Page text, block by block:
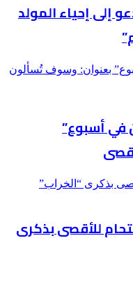
إلى إحياء المولد
أسبوع” بعنوان: وسوف تُسألون
في أسبوع”
بذكرى “الخراب”
للأقصى بذكرى